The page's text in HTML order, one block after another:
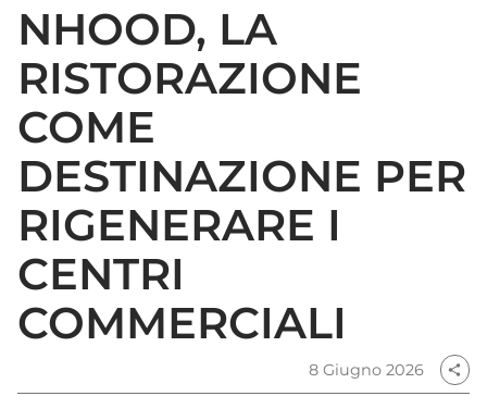
NHOOD, LA
RISTORAZIONE
COME
DESTINAZIONE PER
RIGENERARE I
CENTRI
COMMERCIALI
8 Giugno 2026 share